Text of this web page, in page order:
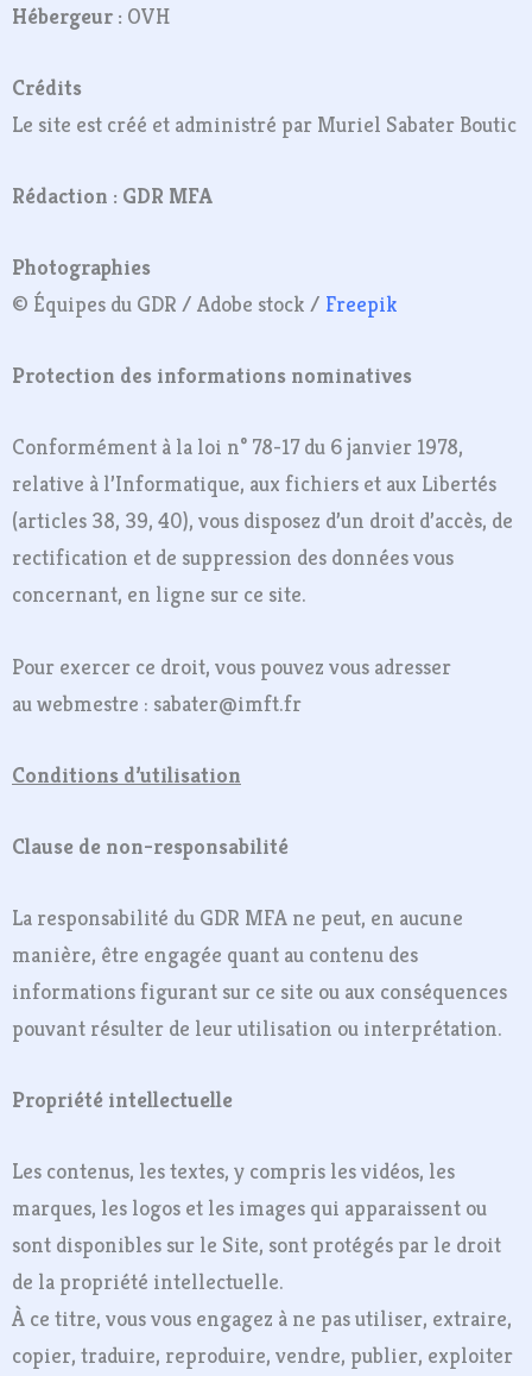
Hébergeur : OVH
Crédits
Le site est créé et administré par Muriel Sabater Boutic
Rédaction : GDR MFA
Photographies
© Équipes du GDR / Adobe stock / Freepik
Protection des informations nominatives
Conformément à la loi n° 78-17 du 6 janvier 1978,
relative à l’Informatique, aux fichiers et aux Libertés
(articles 38, 39, 40), vous disposez d’un droit d’accès, de
rectification et de suppression des données vous
concernant, en ligne sur ce site.
Pour exercer ce droit, vous pouvez vous adresser
au webmestre : sabater@imft.fr
Conditions d’utilisation
Clause de non-responsabilité
La responsabilité du GDR MFA ne peut, en aucune
manière, être engagée quant au contenu des
informations figurant sur ce site ou aux conséquences
pouvant résulter de leur utilisation ou interprétation.
Propriété intellectuelle
Les contenus, les textes, y compris les vidéos, les
marques, les logos et les images qui apparaissent ou
sont disponibles sur le Site, sont protégés par le droit
de la propriété intellectuelle.
À ce titre, vous vous engagez à ne pas utiliser, extraire,
copier, traduire, reproduire, vendre, publier, exploiter